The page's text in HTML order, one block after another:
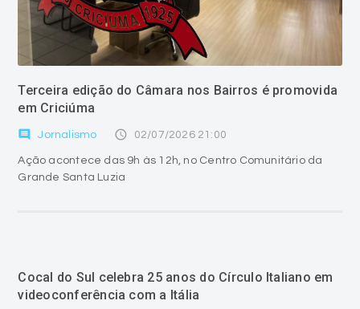
Terceira edição do Câmara nos Bairros é promovida
em Criciúma
comment Jornalismo access_time 02/07/2026 21:00
Ação acontece das 9h às 12h, no Centro Comunitário da
Grande Santa Luzia
Cocal do Sul celebra 25 anos do Círculo Italiano em
videoconferência com a Itália